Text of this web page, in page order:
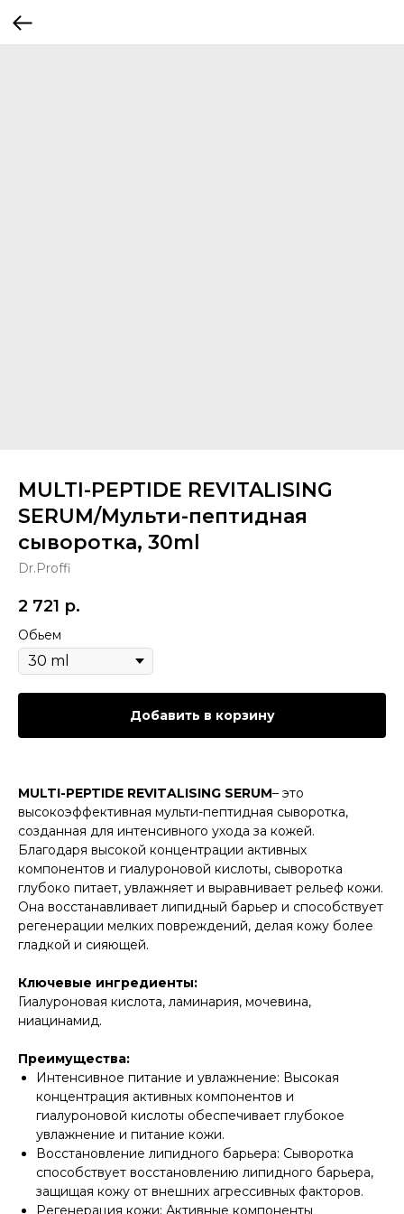
MULTI-PEPTIDE REVITALISING
SERUM/Мульти-пептидная
сыворотка, 30ml
Dr.Proffi
2 721 р.
Обьем
Добавить в корзину
MULTI-PEPTIDE REVITALISING SERUM– это
высокоэффективная мульти-пептидная сыворотка,
созданная для интенсивного ухода за кожей.
Благодаря высокой концентрации активных
компонентов и гиалуроновой кислоты, сыворотка
глубоко питает, увлажняет и выравнивает рельеф кожи.
Она восстанавливает липидный барьер и способствует
регенерации мелких повреждений, делая кожу более
гладкой и сияющей.
Ключевые ингредиенты:
Гиалуроновая кислота, ламинария, мочевина,
ниацинамид.
Преимущества:
Интенсивное питание и увлажнение: Высокая
концентрация активных компонентов и
гиалуроновой кислоты обеспечивает глубокое
увлажнение и питание кожи.
Восстановление липидного барьера: Сыворотка
способствует восстановлению липидного барьера,
защищая кожу от внешних агрессивных факторов.
Регенерация кожи: Активные компоненты